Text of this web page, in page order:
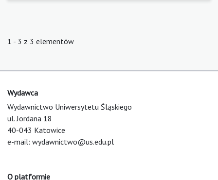
1 - 3 z 3 elementów
Wydawca
Wydawnictwo Uniwersytetu Śląskiego
ul. Jordana 18
40-043 Katowice
e-mail: wydawnictwo@us.edu.pl
O platformie